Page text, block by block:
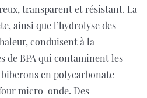
transparent et résistant. La
ainsi que l’hydrolyse des
conduisent à la
de BPA qui contaminent les
biberons en polycarbonate
micro-onde. Des